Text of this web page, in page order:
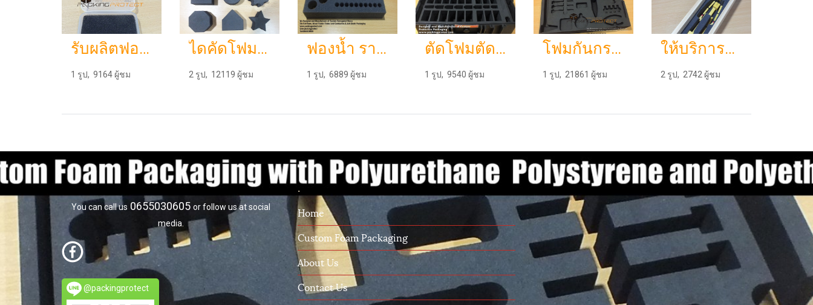
รับผลิตฟองน้ำpuu ตัดโฟมบรรจุภัณฑ์โฟมกันกระแทกราคาถูก
1 รูป, 9164 ผู้ชม
ไดคัดโฟมevaตามแบบ
2 รูป, 12119 ผู้ชม
ฟองน้ำ ราคา ถูก รับผลิตฟองน้ำกันกระแทกในกล่องราคาโรงงาน หนาบางตามความต้องการ ฟองน้ําแผ่นฟองน้ำวิทยาศาสตร์
1 รูป, 6889 ผู้ชม
ตัดโฟมตัดฟองน้ำ(dicut) ปั๊มโฟมออกแบบแม่พิมพ์ ดคัทตามแบบรับตัดฟองน้ำpu foam ฟองน้ำวิทยาศาสตร์บริการตัดโฟมอีวีเอ(eva foam)
1 รูป, 9540 ผู้ชม
โฟมกันกระแทกกล่องเครื่องมือช่าง
1 รูป, 21861 ผู้ชม
ให้บริการด้านรับตัดโฟมตัดฟองน้ำ(dicut) ปั๊มโฟมออกแบบแม่พิมพ์ ไดคัทตามแบบรับตัดฟองน้ำpu foam ฟองน้ำวิทยาศาสตร์บริการตัดโฟมอีวีเอ(eva foam)โฟมกันกระแทกโฟมpuตัดโฟมบรรจุภัณฑ์ออกแบบโฟมกันกระแทกยางกันกระแทกสำหรับสินค้ารับผลิตแพคเกจจิ้งโฟมทุกรูปแบบด้วยเครื่องจัก
2 รูป, 2742 ผู้ชม
You can call us 0655030605 or follow us at social
media.
@packingprotect
.
Home
Custom Foam Packaging
About Us
Contact Us